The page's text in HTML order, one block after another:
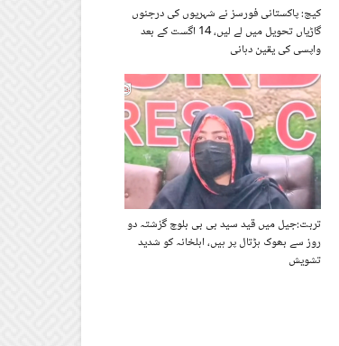
کیچ: پاکستانی فورسز نے شہریوں کی درجنوں
گاڑیاں تحویل میں لے لیں، 14 اگست کے بعد
واپسی کی یقین دہانی
تربت:جیل میں قید سید بی بی بلوچ گزشتہ دو
روز سے بھوک ہڑتال پر ہیں، اہلخانہ کو شدید
تشویش